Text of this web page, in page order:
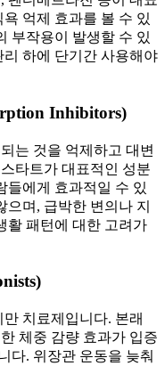
억제 효과를 볼 수 있
부작용이 발생할 수 있
리 하에 단기간 사용해야
Inhibitors)
는 것을 억제하고 대변
타트가 대표적인 성분
들에게 효과적일 수 있
며, 급박한 변의나 지
활 패턴에 대한 고려가
치료제입니다. 본래
체중 감량 효과가 입증
다. 위장관 운동을 늦춰